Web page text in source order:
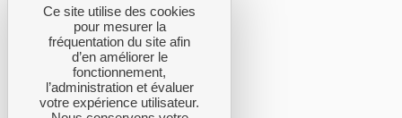
À PROPOS
A propos du CTH
FAQ
Nous contacter
Ce site utilise des cookies
pour mesurer la
fréquentation du site afin
d’en améliorer le
fonctionnement,
l’administration et évaluer
votre expérience utilisateur.